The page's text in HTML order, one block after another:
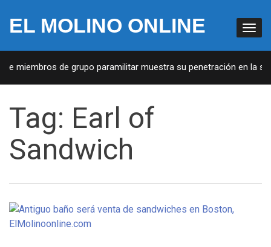
EL MOLINO ONLINE
miembros de grupo paramilitar muestra su penetración en la
Tag: Earl of
Sandwich